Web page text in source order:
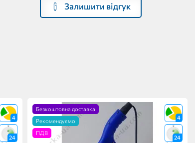
Залишити відгук
4
24
4
24
Безкоштовна доставка
Рекомендуємо
ПДВ